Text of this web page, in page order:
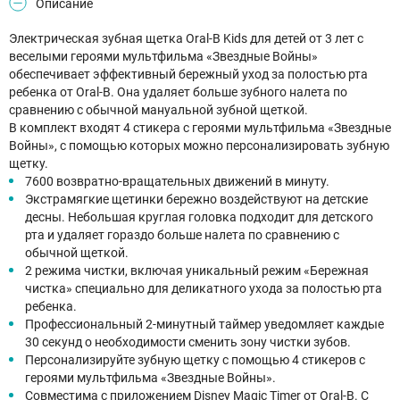
Описание
Электрическая зубная щетка Oral-B Kids для детей от 3 лет с
веселыми героями мультфильма «Звездные Войны»
обеспечивает эффективный бережный уход за полостью рта
ребенка от Oral-B. Она удаляет больше зубного налета по
сравнению с обычной мануальной зубной щеткой.
В комплект входят 4 стикера с героями мультфильма «Звездные
Войны», с помощью которых можно персонализировать зубную
щетку.
7600 возвратно-вращательных движений в минуту.
Экстрамягкие щетинки бережно воздействуют на детские
десны. Небольшая круглая головка подходит для детского
рта и удаляет гораздо больше налета по сравнению с
обычной щеткой.
2 режима чистки, включая уникальный режим «Бережная
чистка» специально для деликатного ухода за полостью рта
ребенка.
Профессиональный 2-минутный таймер уведомляет каждые
30 секунд о необходимости сменить зону чистки зубов.
Персонализируйте зубную щетку с помощью 4 стикеров с
героями мультфильма «Звездные Войны».
Совместима с приложением Disney Magic Timer от Oral-B. С